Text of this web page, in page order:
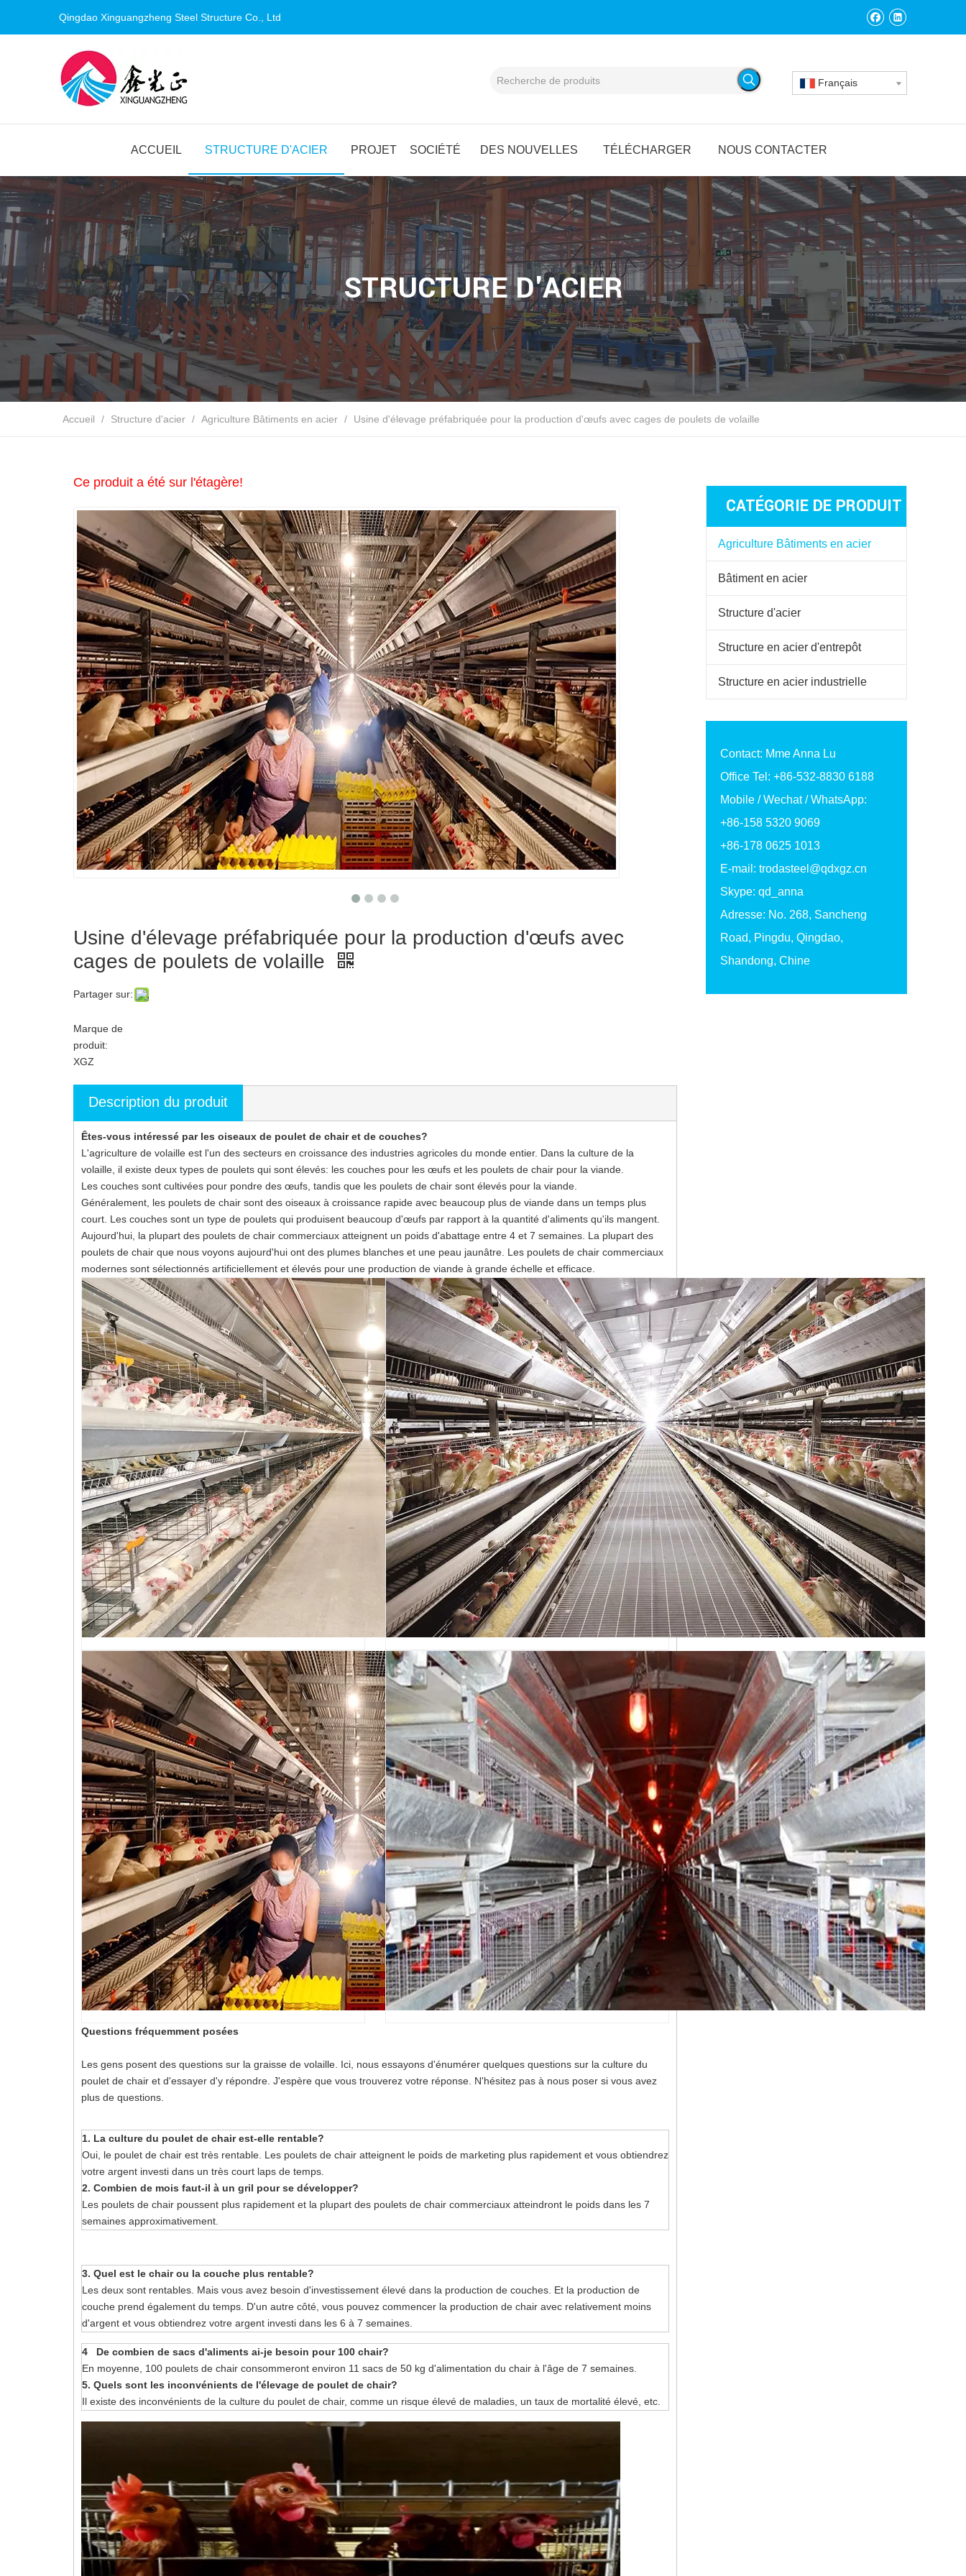
Qingdao Xinguangzheng Steel Structure Co., Ltd
Français
ACCUEIL STRUCTURE D'ACIER PROJET SOCIÉTÉ DES NOUVELLES TÉLÉCHARGER NOUS CONTACTER
STRUCTURE D'ACIER
Accueil / Structure d'acier / Agriculture Bâtiments en acier / Usine d'élevage préfabriquée pour la production d'œufs avec cages de poulets de volaille
Ce produit a été sur l'étagère!
Usine d'élevage préfabriquée pour la production d'œufs avec
cages de poulets de volaille
Partager sur:
Marque de
produit:
XGZ
Description du produit
Êtes-vous intéressé par les oiseaux de poulet de chair et de couches?
L'agriculture de volaille est l'un des secteurs en croissance des industries agricoles du monde entier. Dans la culture de la
volaille, il existe deux types de poulets qui sont élevés: les couches pour les œufs et les poulets de chair pour la viande.
Les couches sont cultivées pour pondre des œufs, tandis que les poulets de chair sont élevés pour la viande.
Généralement, les poulets de chair sont des oiseaux à croissance rapide avec beaucoup plus de viande dans un temps plus
court. Les couches sont un type de poulets qui produisent beaucoup d'œufs par rapport à la quantité d'aliments qu'ils mangent.
Aujourd'hui, la plupart des poulets de chair commerciaux atteignent un poids d'abattage entre 4 et 7 semaines. La plupart des
poulets de chair que nous voyons aujourd'hui ont des plumes blanches et une peau jaunâtre. Les poulets de chair commerciaux
modernes sont sélectionnés artificiellement et élevés pour une production de viande à grande échelle et efficace.
Questions fréquemment posées
Les gens posent des questions sur la graisse de volaille. Ici, nous essayons d'énumérer quelques questions sur la culture du
poulet de chair et d'essayer d'y répondre. J'espère que vous trouverez votre réponse. N'hésitez pas à nous poser si vous avez
plus de questions.
1. La culture du poulet de chair est-elle rentable?
Oui, le poulet de chair est très rentable. Les poulets de chair atteignent le poids de marketing plus rapidement et vous obtiendrez
votre argent investi dans un très court laps de temps.
2. Combien de mois faut-il à un gril pour se développer?
Les poulets de chair poussent plus rapidement et la plupart des poulets de chair commerciaux atteindront le poids dans les 7
semaines approximativement.
3. Quel est le chair ou la couche plus rentable?
Les deux sont rentables. Mais vous avez besoin d'investissement élevé dans la production de couches. Et la production de
couche prend également du temps. D'un autre côté, vous pouvez commencer la production de chair avec relativement moins
d'argent et vous obtiendrez votre argent investi dans les 6 à 7 semaines.
4 De combien de sacs d'aliments ai-je besoin pour 100 chair?
En moyenne, 100 poulets de chair consommeront environ 11 sacs de 50 kg d'alimentation du chair à l'âge de 7 semaines.
5. Quels sont les inconvénients de l'élevage de poulet de chair?
Il existe des inconvénients de la culture du poulet de chair, comme un risque élevé de maladies, un taux de mortalité élevé, etc.
CATÉGORIE DE PRODUIT
Agriculture Bâtiments en acier
Bâtiment en acier
Structure d'acier
Structure en acier d'entrepôt
Structure en acier industrielle
Contact: Mme Anna Lu
Office Tel: +86-532-8830 6188
Mobile / Wechat / WhatsApp:
+86-158 5320 9069
+86-178 0625 1013
E-mail: trodasteel@qdxgz.cn
Skype: qd_anna
Adresse: No. 268, Sancheng
Road, Pingdu, Qingdao,
Shandong, Chine